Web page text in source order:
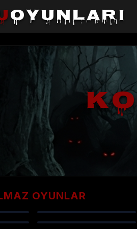
oyunları
OYUNLAR